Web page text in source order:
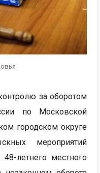
за оборотом
по Московской
городском округе
мероприятий
летнего местного